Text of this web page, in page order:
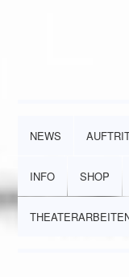
NEWS
INFO SHOP